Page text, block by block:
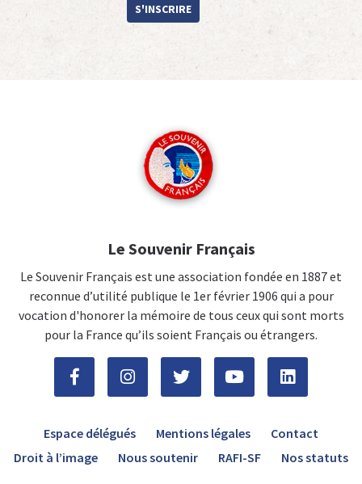
S'INSCRIRE
Le Souvenir Français
Le Souvenir Français est une association fondée en 1887 et
reconnue d’utilité publique le 1er février 1906 qui a pour
vocation d'honorer la mémoire de tous ceux qui sont morts
pour la France qu’ils soient Français ou étrangers.
Espace délégués Mentions légales
Contact
Droit à l’image
Nous soutenir RAFI-SF Nos statuts